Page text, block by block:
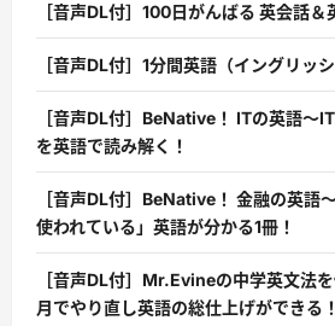
［音声DL付］100日がんばる 英会話
［音声DL付］1分間英語（イングリッ
［音声DL付］BeNative！ ITの英語〜
を英語で読み解く！
［音声DL付］BeNative！ 金融の英語
使われている」英語が分かる1冊！
［音声DL付］Mr.Evineの中学英文法
月でやり直し英語の総仕上げができる！